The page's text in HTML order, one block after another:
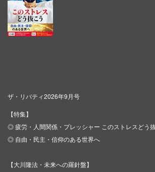
ザ・リバティ2026年9月号
【特集】
◎ 疲労・人間関係・プレッシャー このストレスどう
◎ 自由・民主・信仰のある世界へ
【大川隆法・未来への羅針盤】